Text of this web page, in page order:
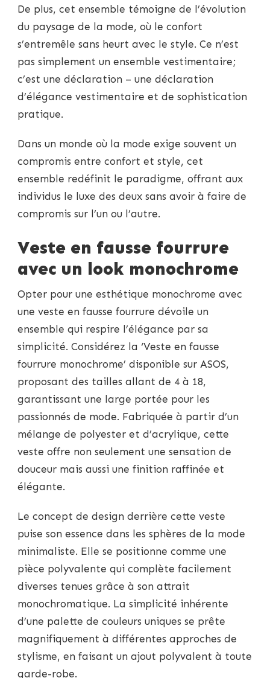
De plus, cet ensemble témoigne de l’évolution
du paysage de la mode, où le confort
s’entremêle sans heurt avec le style. Ce n’est
pas simplement un ensemble vestimentaire;
c’est une déclaration – une déclaration
d’élégance vestimentaire et de sophistication
pratique.
Dans un monde où la mode exige souvent un
compromis entre confort et style, cet
ensemble redéfinit le paradigme, offrant aux
individus le luxe des deux sans avoir à faire de
compromis sur l’un ou l’autre.
Veste en fausse fourrure
avec un look monochrome
Opter pour une esthétique monochrome avec
une veste en fausse fourrure dévoile un
ensemble qui respire l’élégance par sa
simplicité. Considérez la ‘Veste en fausse
fourrure monochrome’ disponible sur ASOS,
proposant des tailles allant de 4 à 18,
garantissant une large portée pour les
passionnés de mode. Fabriquée à partir d’un
mélange de polyester et d’acrylique, cette
veste offre non seulement une sensation de
douceur mais aussi une finition raffinée et
élégante.
Le concept de design derrière cette veste
puise son essence dans les sphères de la mode
minimaliste. Elle se positionne comme une
pièce polyvalente qui complète facilement
diverses tenues grâce à son attrait
monochromatique. La simplicité inhérente
d’une palette de couleurs uniques se prête
magnifiquement à différentes approches de
stylisme, en faisant un ajout polyvalent à toute
garde-robe.